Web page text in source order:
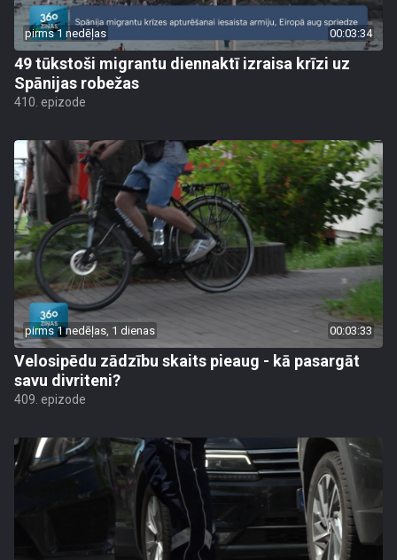
pirms 1 nedēļas 00:03:34
49 tūkstoši migrantu diennaktī izraisa krīzi uz
Spānijas robežas
410. epizode
pirms 1 nedēļas, 1 dienas 00:03:33
Velosipēdu zādzību skaits pieaug - kā pasargāt
savu divriteni?
409. epizode